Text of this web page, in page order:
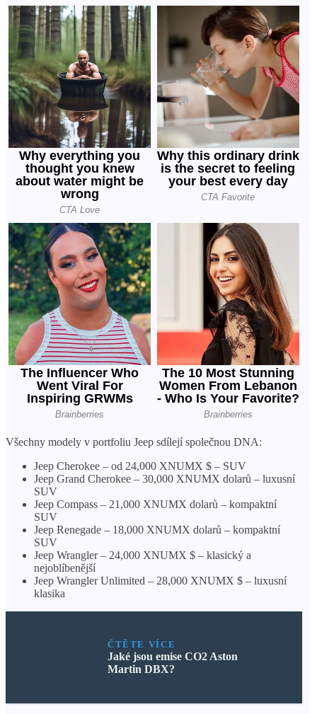
Všechny modely v portfoliu Jeep sdílejí společnou DNA:
Jeep Cherokee – od 24,000 XNUMX $ – SUV
Jeep Grand Cherokee – 30,000 XNUMX dolarů – luxusní
SUV
Jeep Compass – 21,000 XNUMX dolarů – kompaktní
SUV
Jeep Renegade – 18,000 XNUMX dolarů – kompaktní
SUV
Jeep Wrangler – 24,000 XNUMX $ – klasický a
nejoblíbenější
Jeep Wrangler Unlimited – 28,000 XNUMX $ – luxusní
klasika
ČTĚTE VÍCE
Jaké jsou emise CO2 Aston
Martin DBX?